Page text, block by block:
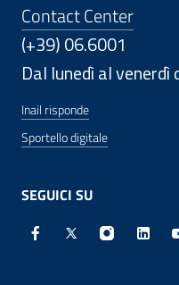
Contact Center
(+39) 06.6001
Dal lunedì al
Inail risponde
Sportello digitale
SEGUICI SU
Facebook - Sito
X - Sito